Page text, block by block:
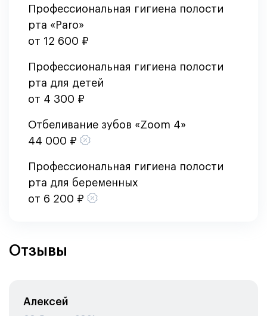
Профессиональная гигиена полости
рта «Paro»
от 12 600 ₽
Профессиональная гигиена полости
рта для детей
от 4 300 ₽
Отбеливание зубов «Zoom 4»
44 000 ₽
Профессиональная гигиена полости
рта для беременных
от 6 200 ₽
Отзывы
Алексей